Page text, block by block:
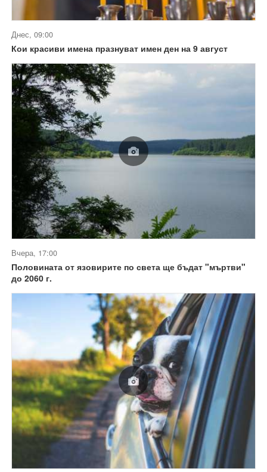
Днес, 09:00
Кои красиви имена празнуват имен ден на 9 август
Вчера, 17:00
Половината от язовирите по света ще бъдат "мъртви"
до 2060 г.